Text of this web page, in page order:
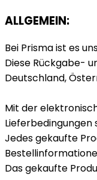
ALLGEMEIN:
Bei Prisma ist es
Diese Rückgabe-
Deutschland,
Mit der
Jedes gekaufte
Das gekaufte